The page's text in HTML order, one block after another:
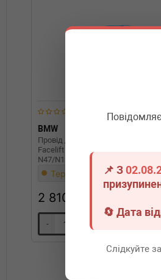
📌 З
🔄 Дата
Слідкуйте
BMW
Провід дооснащення для ліхтарів
Facelift BMW 3 (F30) 13-
N47/N13/N20/N55/N57 (к-кт)
Термін 1 дн. 1
2 810
-